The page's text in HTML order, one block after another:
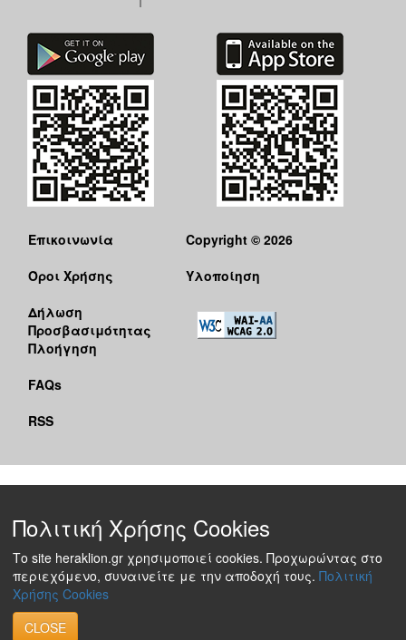
Επικοινωνία
Όροι Χρήσης
Δήλωση
Προσβασιμότητας
Πλοήγηση
FAQs
RSS
Copyright © 2026
Υλοποίηση
Πολιτική Χρήσης Cookies
Το site heraklion.gr χρησιμοποιεί cookies. Προχωρώντας στο
περιεχόμενο, συναινείτε με την αποδοχή τους. Πολιτική
Χρήσης Cookies
CLOSE